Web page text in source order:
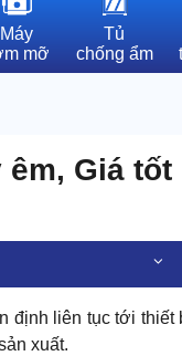
Máy
mỡ
Tủ
chống ẩm
êm, Giá tốt
định liên tục tới thiết
xuất.